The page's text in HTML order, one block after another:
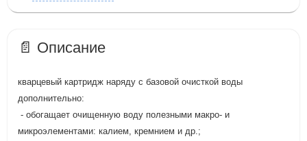
📄 Описание
кварцевый картридж наряду с базовой очисткой воды
дополнительно:
- обогащает очищенную воду полезными макро- и
микроэлементами: калием, кремнием и др.;